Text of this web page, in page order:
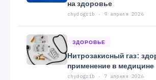
на здоровье
chydogrib · 9 апреля 2026
ЗДОРОВЬЕ
Нитрозакисный газ:
применение в медицине
chydogrib · 7 апреля 2026